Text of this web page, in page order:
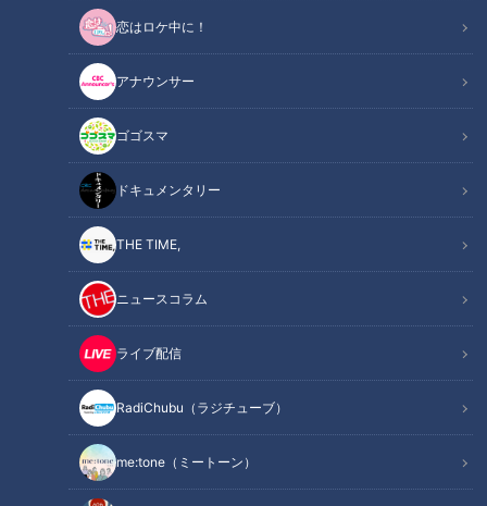
恋はロケ中に！
アナウンサー
ゴゴスマ
ドキュメンタリー
THE TIME,
ニュースコラム
ライブ配信
RadiChubu（ラジチューブ）
me:tone（ミートーン）
AI活用法
ジェネレーションギャップ
オススメ関連コンテンツ
AIつボイ vs 生身のつボイ
リスナーからの投稿です。
「先週、金曜にオリジナルとAIについて自分の考えを話されて
いましたね。『聞けば』のイベントで、つボイさんとAIつボイ
さんの対決があることについて勝敗の展開予想をして欲しいで
す」（Aさん）
6日に開催する番組イベントでは、つボイノリオが「AIつボ
イ」と対決します。